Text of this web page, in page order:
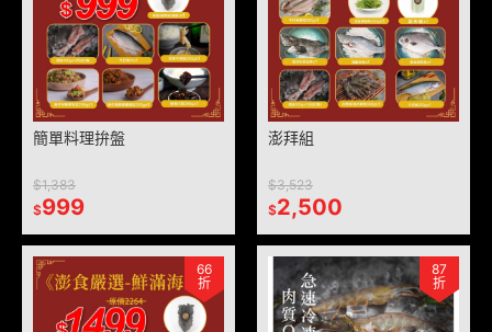
簡單料理拚盤
$1,383
$999
澎拜組
$3,523
$2,500
66
折
87
折